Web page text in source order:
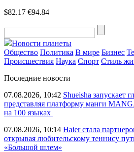
$82.17 €94.84
Новости планеты
Общество Политика В мире Бизнес
Происшествия Наука Спорт Стиль
Последние новости
07.08.2026, 10:42 Shueisha запускает
представляя платформу манги
на 100 языках
07.08.2026, 10:14 Haier стала
открывая любительскому теннису
«Большой шлем»